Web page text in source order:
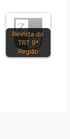
Revista do
TRT 9ª
Região